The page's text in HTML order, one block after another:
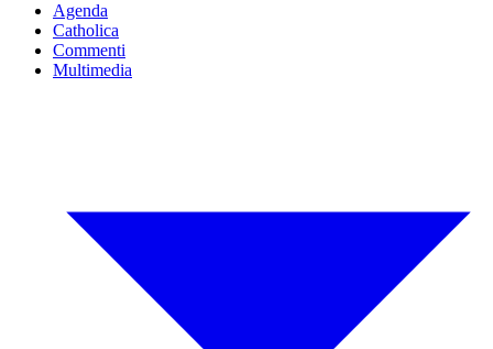
Agenda
Catholica
Commenti
Multimedia